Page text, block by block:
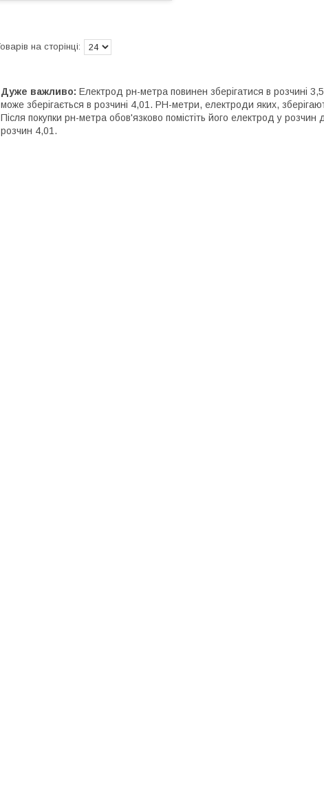
Дуже важливо: Електрод рн-метра повинен зберігатися в розчині
може зберігається в розчині 4,01. РН-метри, електроди яких,
Після покупки рн-метра обов'язково помістіть його електрод у розчин
розчин 4,01.